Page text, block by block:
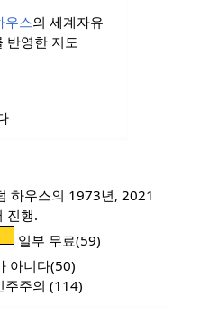
우스의 세계자유
반영한 지도
하우스의 1973년, 2021
진행.
일부 무료(59)
아니다(50)
주주의 (114)